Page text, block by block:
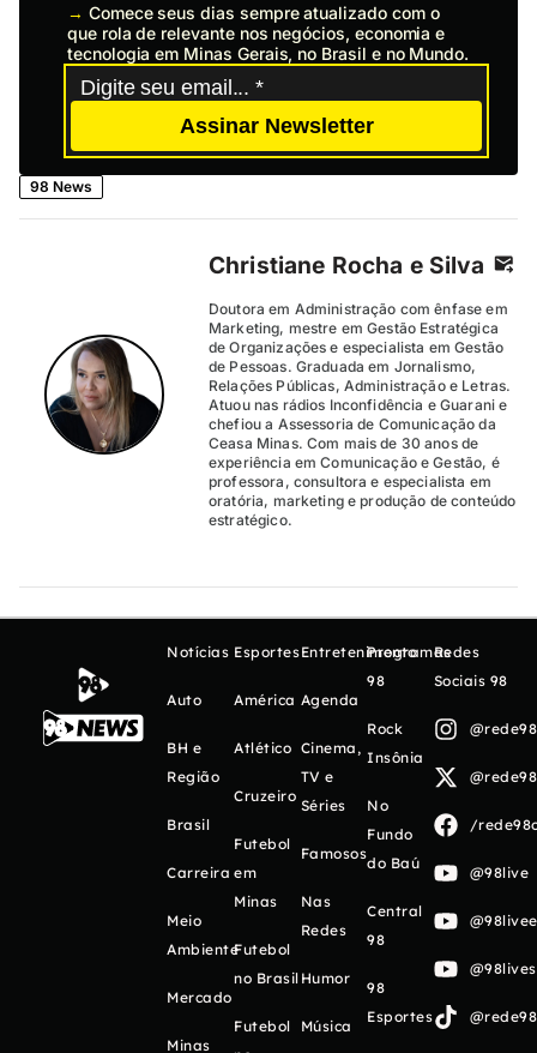
→ Comece seus dias sempre atualizado com o
que rola de relevante nos negócios, economia e
tecnologia em Minas Gerais, no Brasil e no Mundo.
Assinar Newsletter
98 News
Christiane Rocha e Silva
Doutora em Administração com ênfase em
Marketing, mestre em Gestão Estratégica
de Organizações e especialista em Gestão
de Pessoas. Graduada em Jornalismo,
Relações Públicas, Administração e Letras.
Atuou nas rádios Inconfidência e Guarani e
chefiou a Assessoria de Comunicação da
Ceasa Minas. Com mais de 30 anos de
experiência em Comunicação e Gestão, é
professora, consultora e especialista em
oratória, marketing e produção de conteúdo
estratégico.
Notícias
Auto
BH e
Região
Brasil
Carreira
Meio
Ambiente
Mercado
Minas
Esportes
América
Atlético
Cruzeiro
Futebol
em
Minas
Futebol
no Brasil
Futebol
Entretenimento
Agenda
Cinema,
TV e
Séries
Famosos
Nas
Redes
Humor
Música
Programas
98
Rock
Insônia
No
Fundo
do Baú
Central
98
98
Esportes
Redes
Sociais 98
/
@98live